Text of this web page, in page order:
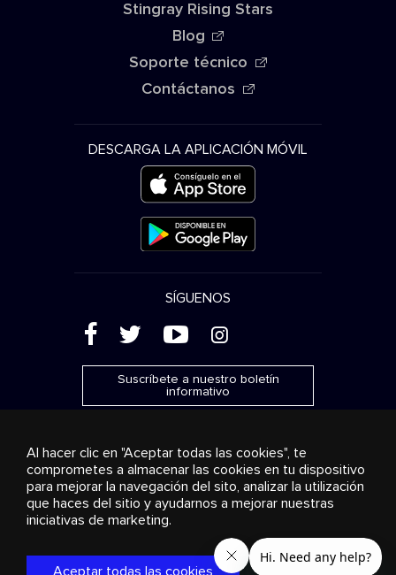
Stingray Rising Stars
Blog
Soporte técnico
Contáctanos
DESCARGA LA APLICACIÓN MÓVIL
SÍGUENOS
( ' + &
Suscríbete a nuestro boletín
informativo
Publicidad Transmisión y distribución
Productos de
consumo
Soluciones empresariales Radio
Sobre
nosotros
© 2018-2025 Stingray Group Inc. Todos los derechos
reservados. STINGRAY®, STINGRAY® MUSIC y otras marcas y
Al hacer clic en "Aceptar todas las cookies", te
comprometes a almacenar las cookies en tu dispositivo
para mejorar la navegación del sito, analizar la utilización
que haces del sitio y ayudarnos a mejorar nuestras
iniciativas de marketing.
Aceptar todas las cookies